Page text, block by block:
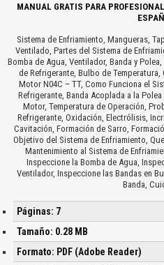
MANUAL GRATIS PARA
Sistema de Enfriamiento, Mangueras,
Ventilado, Partes del Sistema de
Bomba de Agua, Ventilador, Banda y
de Refrigerante, Bulbo de
Motor N04C – TT, Como Funciona el
Refrigerante, Banda Acoplada a la
Motor, Temperatura de Operación,
Refrigerante, Oxidación, Electrólisis,
Cavitación, Formación de Sarro,
Objetivo del Sistema de Enfriamiento,
Mantenimiento al Sistema de
Inspeccione la Bomba de Agua,
Ventilador, Inspeccione las Bandas en
Banda,
Páginas: 7
Tamaño: 0.28 MB
Formato: PDF (Adobe Reader)